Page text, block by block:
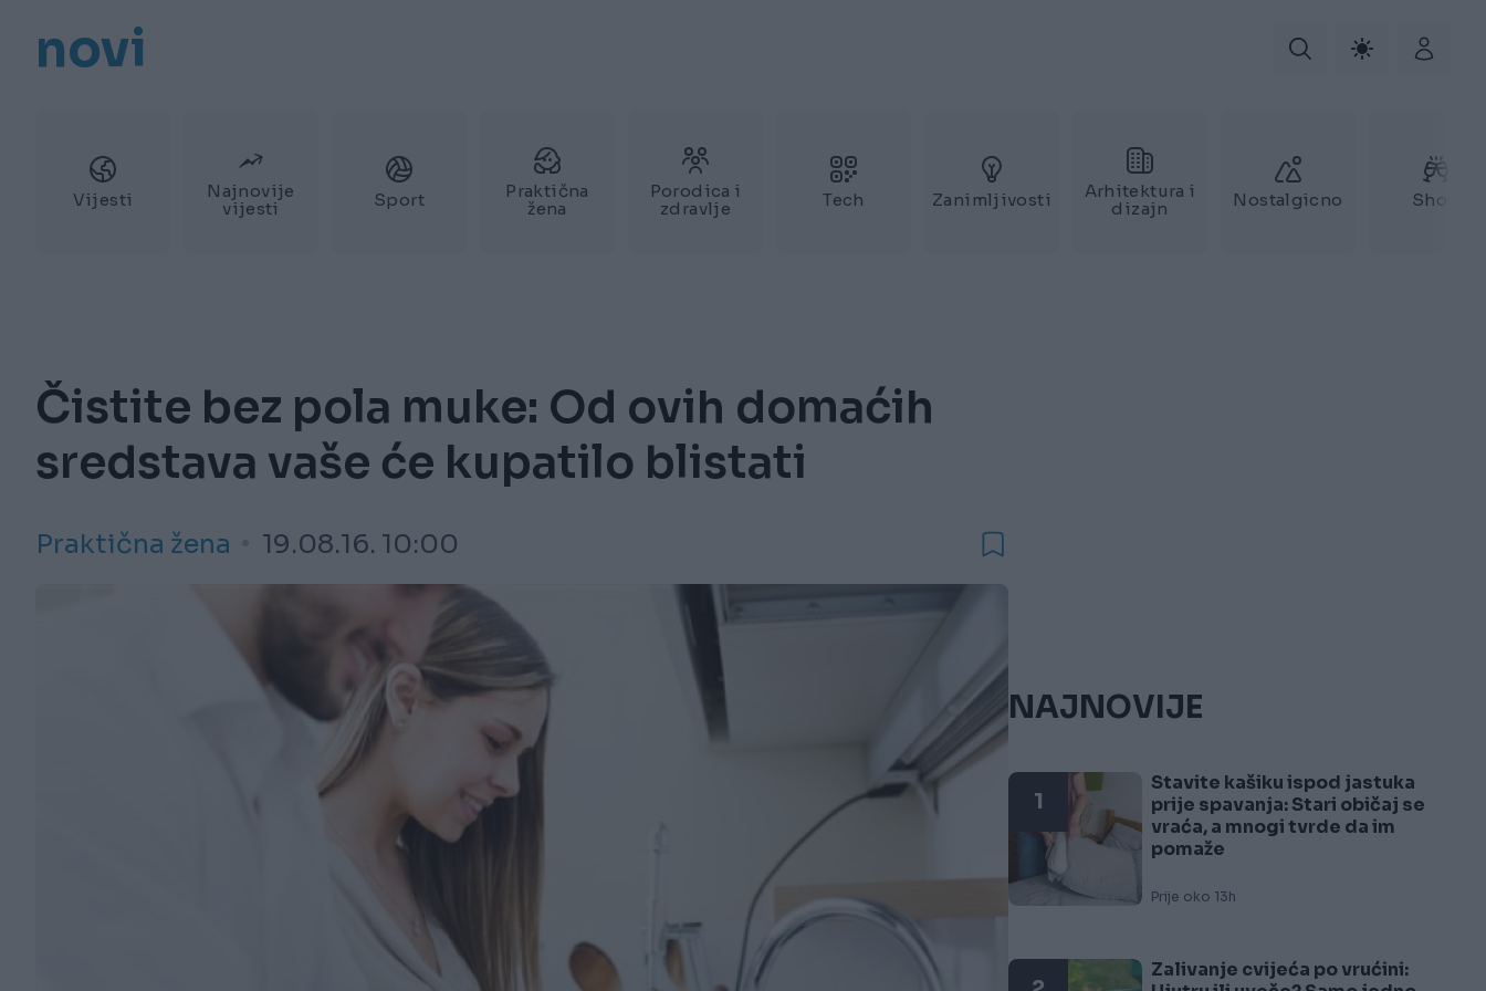
novi
Vijesti
Najnovije
vijesti
Sport
Praktična
žena
Porodica i
zdravlje
Tech Zanimljivosti
Arhitektura i
dizajn
Nostalgicno Show
Čistite bez pola muke: Od ovih domaćih
sredstava vaše će kupatilo blistati
Praktična žena 19.08.16. 10:00
NAJNOVIJE
1
Stavite kašiku ispod jastuka
prije spavanja: Stari običaj se
vraća, a mnogi tvrde da im
pomaže
Prije oko 13h
Zalivanje cvijeća po vrućini: